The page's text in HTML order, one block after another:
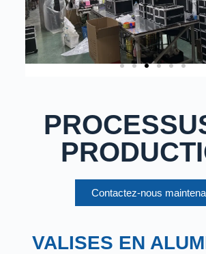
Contactez-nous
VALISES EN